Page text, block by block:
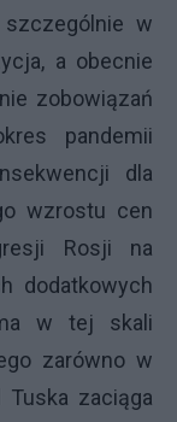
w
a obecnie
zobowiązań
pandemii
dla
wzrostu cen
Rosji na
dodatkowych
w tej skali
zarówno w
zaciąga